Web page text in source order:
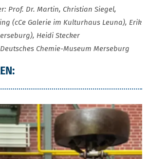
Prof. Dr. Martin, Christian Siegel,
(cCe Galerie im Kulturhaus Leuna), Erik
Heidi Stecker
Chemie-Museum Merseburg